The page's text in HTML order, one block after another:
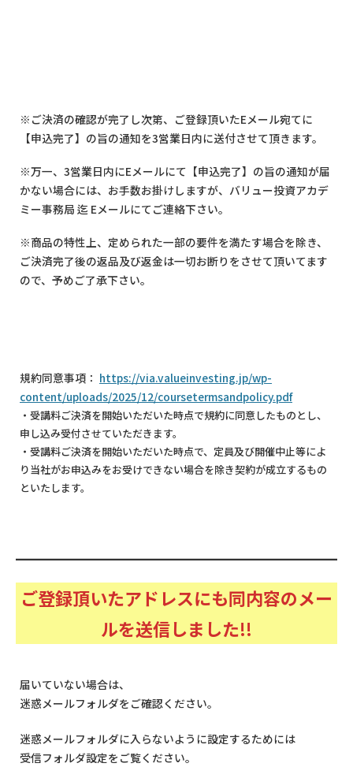
※ご決済の確認が完了し次第、ご登録頂いたEメール宛てに
【申込完了】の旨の通知を3営業日内に送付させて頂きます。
※万一、3営業日内にEメールにて【申込完了】の旨の通知が届
かない場合には、お手数お掛けしますが、バリュー投資アカデ
ミー事務局 迄 Eメールにてご連絡下さい。
※商品の特性上、定められた一部の要件を満たす場合を除き、
ご決済完了後の返品及び返金は一切お断りをさせて頂いてます
ので、予めご了承下さい。
規約同意事項： https://via.valueinvesting.jp/wp-
content/uploads/2025/12/coursetermsandpolicy.pdf
・受講料ご決済を開始いただいた時点で規約に同意したものとし、
申し込み受付させていただきます。
・受講料ご決済を開始いただいた時点で、定員及び開催中止等によ
り当社がお申込みをお受けできない場合を除き契約が成立するもの
といたします。
ご登録頂いたアドレスにも同内容のメー
ルを送信しました!!
届いていない場合は、
迷惑メールフォルダをご確認ください。
迷惑メールフォルダに入らないように設定するためには
受信フォルダ設定をご覧ください。